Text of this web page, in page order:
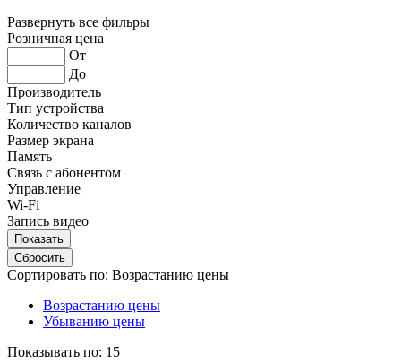
Развернуть все фильры
Розничная цена
От
До
Производитель
Тип устройства
Количество каналов
Размер экрана
Память
Связь с абонентом
Управление
Wi-Fi
Запись видео
Сортировать по: Возрастанию цены
Возрастанию цены
Убыванию цены
Показывать по: 15